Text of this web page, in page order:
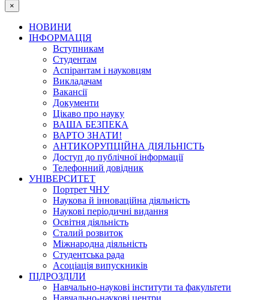
×
НОВИНИ
ІНФОРМАЦІЯ
Вступникам
Студентам
Аспірантам і науковцям
Викладачам
Вакансії
Документи
Цікаво про науку
ВАША БЕЗПЕКА
ВАРТО ЗНАТИ!
АНТИКОРУПЦІЙНА ДІЯЛЬНІСТЬ
Доступ до публічної інформації
Телефонний довідник
УНІВЕРСИТЕТ
Портрет ЧНУ
Наукова й інноваційна діяльність
Наукові періодичні видання
Освітня діяльність
Сталий розвиток
Міжнародна діяльність
Студентська рада
Асоціація випускників
ПІДРОЗДІЛИ
Навчально-наукові інститути та факультети
Навчально-наукові центри